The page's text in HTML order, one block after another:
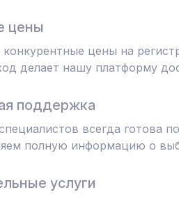
цены
цены на
делает нашу платформу
поддержка
всегда готова
полную информацию о
услуги